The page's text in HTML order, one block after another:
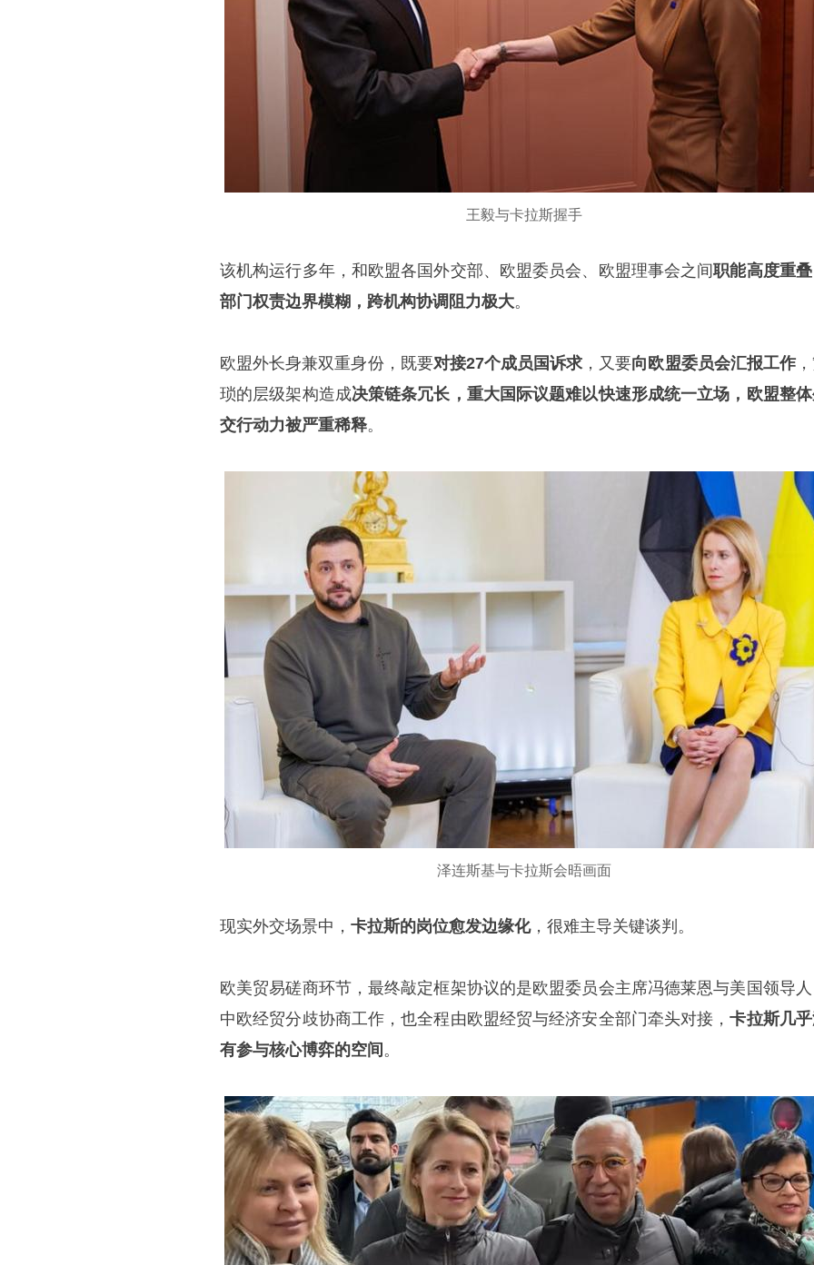
王毅与卡拉斯握手
该机构运行多年，和欧盟各国外交部、欧盟委员会、欧盟理事会之间职能高度重
部门权责边界模糊，跨机构协调阻力极大。
欧盟外长身兼双重身份，既要对接27个成员国诉求 ，又要向欧盟委员会汇报工作
琐的层级架构造成决策链条冗长，重大国际议题难以快速形成统一立场，欧盟整
交行动力被严重稀释。
泽连斯基与卡拉斯会晤画面
现实外交场景中， 卡拉斯的岗位愈发边缘化，很难主导关键谈判。
欧美贸易磋商环节，最终敲定框架协议的是欧盟委员会主席冯德莱恩与美国领导
中欧经贸分歧协商工作，也全程由欧盟经贸与经济安全部门牵头对接，卡拉斯几
有参与核心博弈的空间 。